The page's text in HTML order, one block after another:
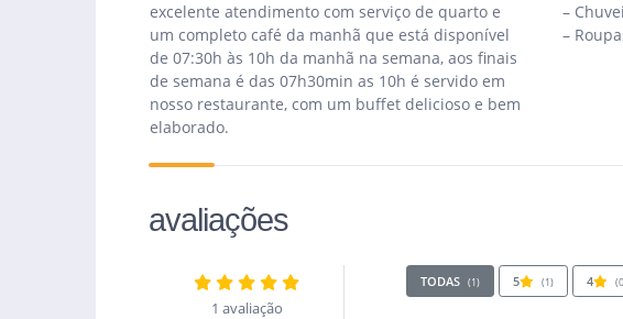
excelente atendimento com serviço de quarto e
um completo café da manhã que está disponível
de 07:30h às 10h da manhã na semana, aos finais
de semana é das 07h30min as 10h é servido em
nosso restaurante, com um buffet delicioso e bem
elaborado.
–
–
avaliações
1 avaliação
TODAS (1) 5 (1) 4